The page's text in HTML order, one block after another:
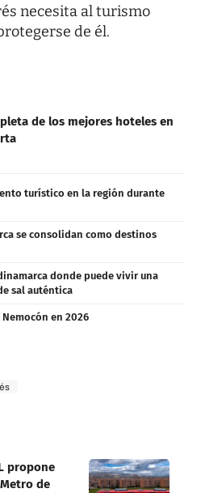
necesita al turismo
de él.
de los mejores hoteles en
turístico en la región durante
se consolidan como destinos
donde puede vivir una
sal auténtica
en 2026
propone
de